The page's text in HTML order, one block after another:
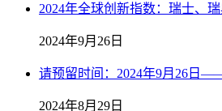
2024年全球创新指数：瑞士、
2024年9月26日
请预留时间：2024年9月26日
2024年8月29日